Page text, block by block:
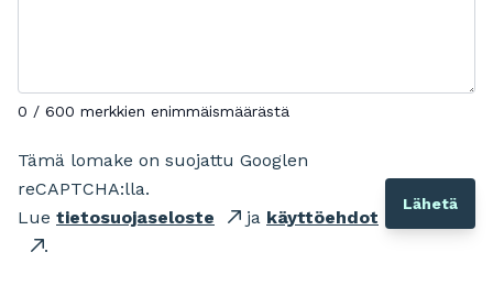
0 / 600 merkkien enimmäismäärästä
Tämä lomake on suojattu Googlen
reCAPTCHA:lla.
Lue tietosuojaseloste ja käyttöehdot
.